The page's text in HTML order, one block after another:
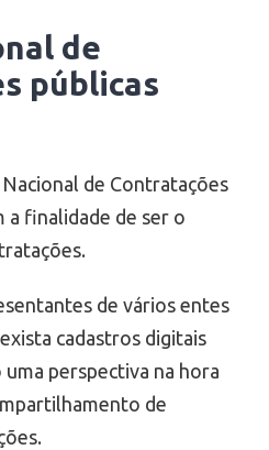
de
públicas
de Contratações
a finalidade de ser o
de vários entes
cadastros digitais
perspectiva na hora
de